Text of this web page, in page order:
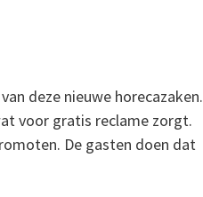
deze nieuwe horecazaken.
voor gratis reclame zorgt.
De gasten doen dat